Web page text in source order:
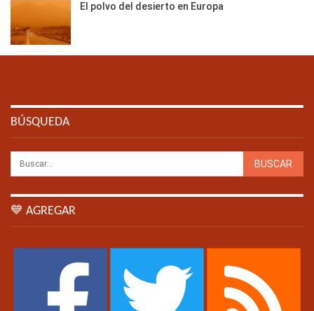
El polvo del desierto en Europa
BÚSQUEDA
💙 AGREGAR